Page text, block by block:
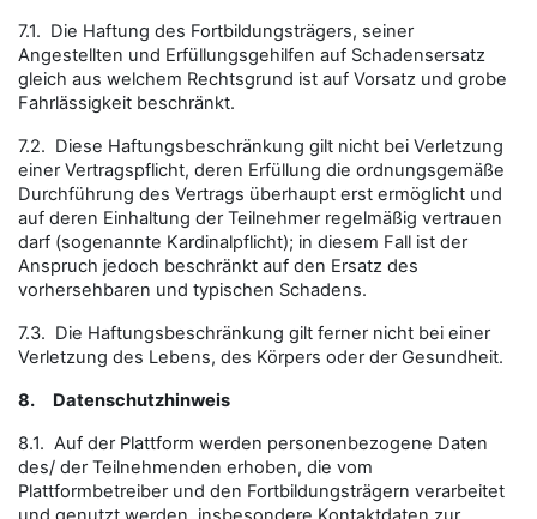
7.1. Die Haftung des Fortbildungsträgers, seiner
Angestellten und Erfüllungsgehilfen auf Schadensersatz
gleich aus welchem Rechtsgrund ist auf Vorsatz und grobe
Fahrlässigkeit beschränkt.
7.2. Diese Haftungsbeschränkung gilt nicht bei Verletzung
einer Vertragspflicht, deren Erfüllung die ordnungsgemäße
Durchführung des Vertrags überhaupt erst ermöglicht und
auf deren Einhaltung der Teilnehmer regelmäßig vertrauen
darf (sogenannte Kardinalpflicht); in diesem Fall ist der
Anspruch jedoch beschränkt auf den Ersatz des
vorhersehbaren und typischen Schadens.
7.3. Die Haftungsbeschränkung gilt ferner nicht bei einer
Verletzung des Lebens, des Körpers oder der Gesundheit.
8. Datenschutzhinweis
8.1. Auf der Plattform werden personenbezogene Daten
des/ der Teilnehmenden erhoben, die vom
Plattformbetreiber und den Fortbildungsträgern verarbeitet